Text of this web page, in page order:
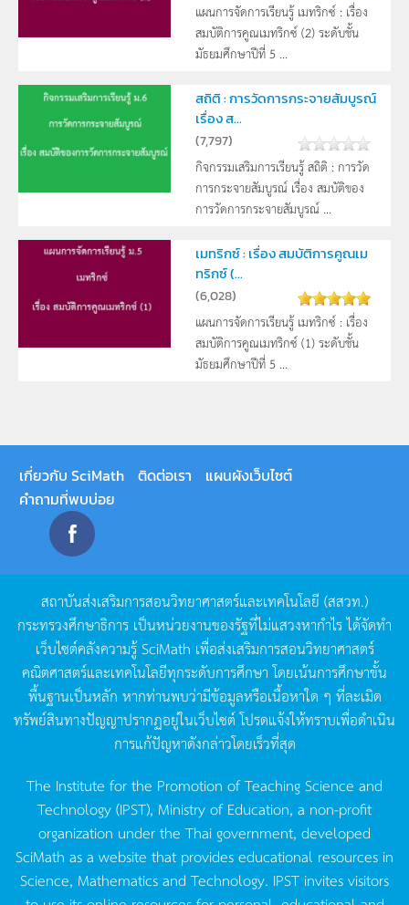
แผนการจัดการเรียนรู้ เมทริกซ์ : เรื่อง
สมบัติการคูณเมทริกซ์ (2) ระดับชั้น
มัธยมศึกษาปีที่ 5 ...
สถิติ : การวัดการกระจายสัมบูรณ์
เรื่อง ส...
(7,797)
กิจกรรมเสริมการเรียนรู้ สถิติ : การวัด
การกระจายสัมบูรณ์ เรื่อง สมบัติของ
การวัดการกระจายสัมบูรณ์ ...
เมทริกซ์ : เรื่อง สมบัติการคูณเม
ทริกซ์ (...
(6,028)
แผนการจัดการเรียนรู้ เมทริกซ์ : เรื่อง
สมบัติการคูณเมทริกซ์ (1) ระดับชั้น
มัธยมศึกษาปีที่ 5 ...
เกี่ยวกับ SciMath ติดต่อเรา
แผนผังเว็บไซต์
คำถามที่พบบ่อย
สถาบันส่งเสริมการสอนวิทยาศาสตร์และเทคโนโลยี (สสวท.)
กระทรวงศึกษาธิการ เป็นหน่วยงานของรัฐที่ไม่แสวงหากำไรได้จัดทำ
เว็บไซต์คลังความรู้SciMath เพื่อส่งเสริมการสอนวิทยาศาสตร์
คณิตศาสตร์และเทคโนโลยีทุกระดับการศึกษา โดยเน้นการศึกษาขั้น
พื้นฐานเป็นหลัก หากท่านพบว่ามีข้อมูลหรือเนื้อหาใด ๆ ที่ละเมิด
ทรัพย์สินทางปัญญาปรากฏอยู่ในเว็บไซต์โปรดแจ้งให้ทราบเพื่อดำเนิน
การแก้ปัญหาดังกล่าวโดยเร็วที่สุด
The Institute for the Promotion of Teaching Science and
Technology (IPST), Ministry of Education, a non-profit
organization under the Thai government, developed
SciMath as a website that provides educational resources in
Science, Mathematics and Technology. IPST invites visitors